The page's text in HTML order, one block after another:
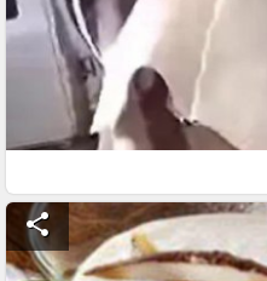
share